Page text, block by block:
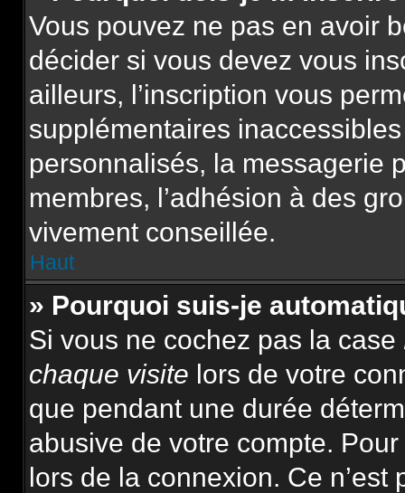
Vous pouvez ne pas en avoir
décider si vous devez vous
ailleurs, l’inscription vous
supplémentaires
personnalisés, la messagerie
membres, l’adhésion à des
vivement conseillée.
Haut
» Pourquoi suis-je
Si vous ne cochez pas la case
chaque visite lors de votre
que pendant une durée
abusive de votre compte.
lors de la connexion. Ce